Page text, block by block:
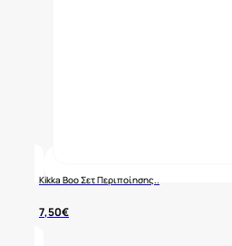
Kikka Boo Σετ Περιποίησης..
7,50€